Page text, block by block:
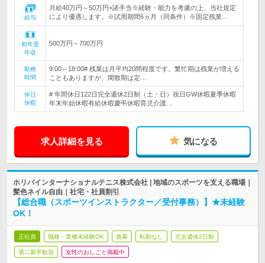
給与
月給40万円～50万円+諸手当※経験・能力を考慮の上、当社規定
により優遇します。※試用期間6ヵ月（同条件）※固定残業…
初年度
年収
500万円～700万円
勤務
時間
9:00～18:00# 残業は月平均20間程度です。繁忙期は残業が増える
こともありますが、閑散期は定…
休日
休暇
# 年間休日122日完全週休2日制（土・日）祝日GW休暇夏季休暇
年末年始休暇有給休暇慶弔休暇育児介護…
求人詳細を見る 気になる
ホリバインターナショナルテニス株式会社 | 地域のスポーツを支える職場｜
髪色ネイル自由｜社宅・社員割引
【総合職（スポーツインストラクター／受付事務）】★未経験
OK！
正社員 職種・業種未経験OK 急募 転勤なし 完全週休2日制
第二新卒歓迎 女性のおしごと掲載中